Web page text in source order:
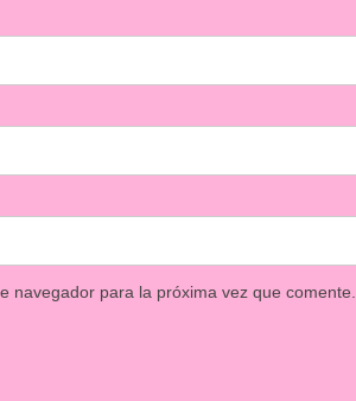
navegador para la próxima vez que comente.